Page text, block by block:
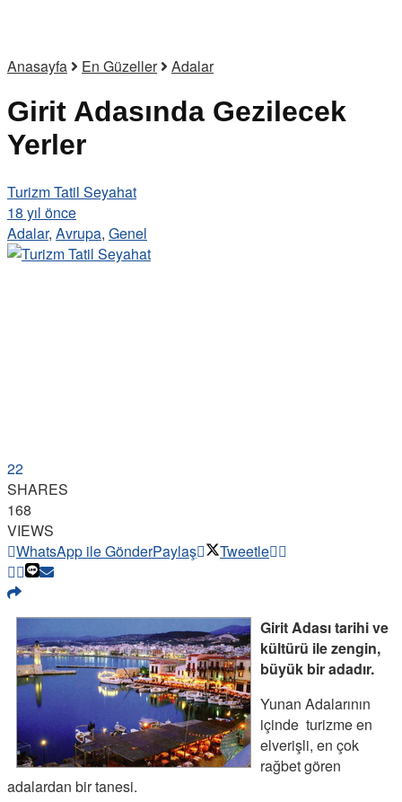
Anasayfa En Güzeller Adalar
Girit Adasında Gezilecek
Yerler
Turizm Tatil Seyahat
18 yıl önce
Adalar, Avrupa, Genel
22
SHARES
168
VIEWS
WhatsApp ile GönderPaylaş Tweetle
Girit Adası tarihi ve
kültürü ile zengin,
büyük bir adadır.
Yunan Adalarının
içinde turizme en
elverişli, en çok
rağbet gören
adalardan bir tanesi.